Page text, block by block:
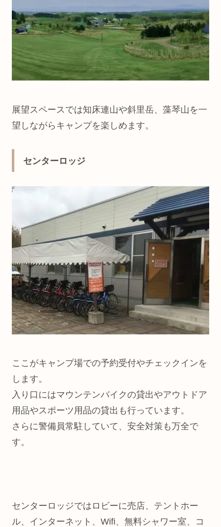
展望スペースでは知床連山や斜里岳、藻琴山を一
望しながらキャンプを楽しめます。
センターロッジ
ここがキャンプ場での予約受付やチェックインを
します。
入り口にはマウンテンバイクの貸出やアウトドア
用品やスポーツ用品の貸出も行っています。
さらに警備員常駐していて、安全対策も万全で
す。
センターロッジではロビーに売店、テントホー
ル、インターネット、Wifi、無料シャワー室、コ